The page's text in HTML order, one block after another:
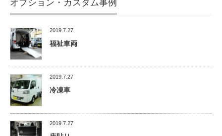
オプション・カスタム事例
2019.7.27
福祉車両
2019.7.27
冷凍車
2019.7.27